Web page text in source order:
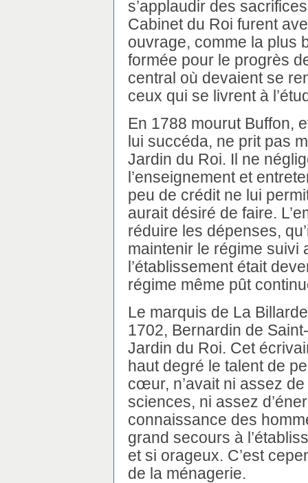
s’applaudir des
Cabinet du Roi furent
ouvrage, comme la plus
formée pour le progrès
central où devaient se
ceux qui se livrent à
En 1788 mourut Buffon,
lui succéda, ne prit pas
Jardin du Roi. Il ne
l’enseignement et
peu de crédit ne lui
aurait désiré de faire.
réduire les dépenses,
maintenir le régime suivi
l’établissement était
régime même pût
Le marquis de La
1702, Bernardin de
Jardin du Roi. Cet
haut degré le talent de
cœur, n’avait ni assez
sciences, ni assez
connaissance des
grand secours à
et si orageux. C’est
de la ménagerie.